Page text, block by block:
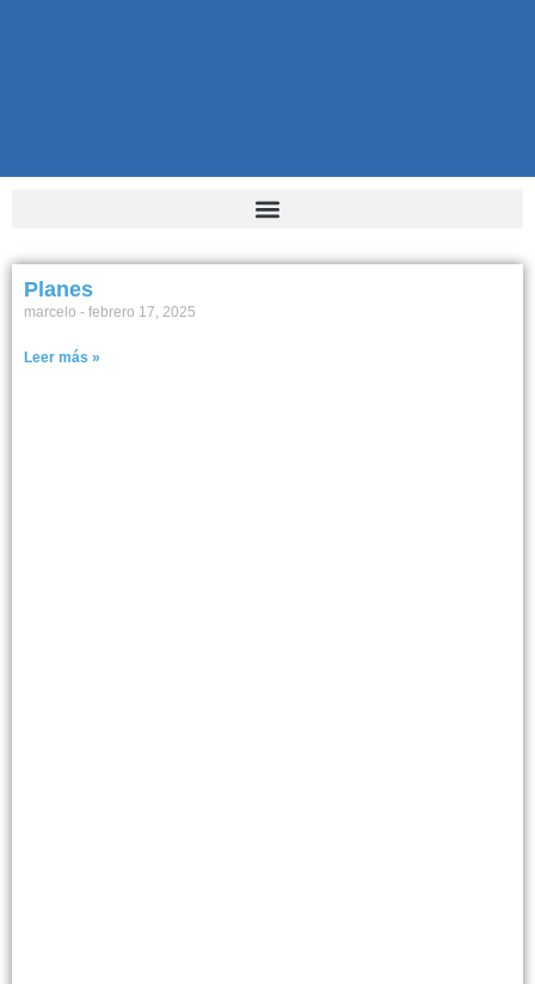
Planes
marcelo febrero 17, 2025
Leer más »